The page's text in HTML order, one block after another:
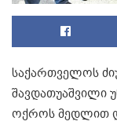
საქართველოს
შავდათუაშვილი
ოქროს მედლით